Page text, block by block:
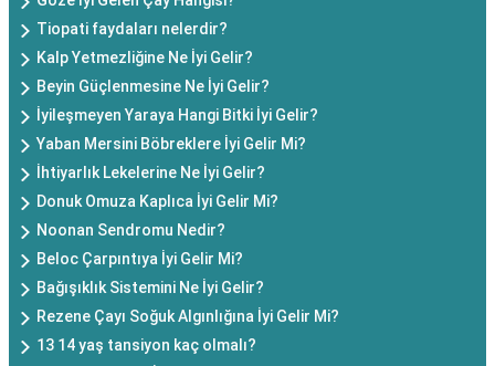
Tiopati faydaları nelerdir?
Kalp Yetmezliğine Ne İyi Gelir?
Beyin Güçlenmesine Ne İyi Gelir?
İyileşmeyen Yaraya Hangi Bitki İyi Gelir?
Yaban Mersini Böbreklere İyi Gelir Mi?
İhtiyarlık Lekelerine Ne İyi Gelir?
Donuk Omuza Kaplıca İyi Gelir Mi?
Noonan Sendromu Nedir?
Beloc Çarpıntıya İyi Gelir Mi?
Bağışıklık Sistemini Ne İyi Gelir?
Rezene Çayı Soğuk Algınlığına İyi Gelir Mi?
13 14 yaş tansiyon kaç olmalı?